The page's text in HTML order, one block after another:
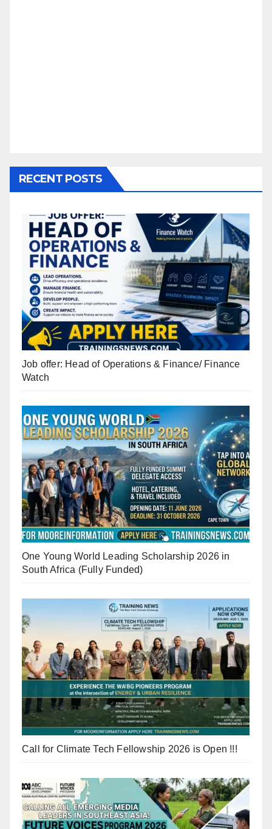
RECENT POSTS
Job offer: Head of Operations & Finance/ Finance
Watch
One Young World Leading Scholarship 2026 in
South Africa (Fully Funded)
Call for Climate Tech Fellowship 2026 is Open !!!